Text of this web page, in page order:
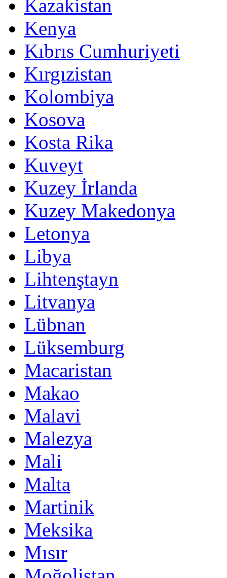
Kazakistan
Kenya
Kıbrıs Cumhuriyeti
Kırgızistan
Kolombiya
Kosova
Kosta Rika
Kuveyt
Kuzey İrlanda
Kuzey Makedonya
Letonya
Libya
Lihtenştayn
Litvanya
Lübnan
Lüksemburg
Macaristan
Makao
Malavi
Malezya
Mali
Malta
Martinik
Meksika
Mısır